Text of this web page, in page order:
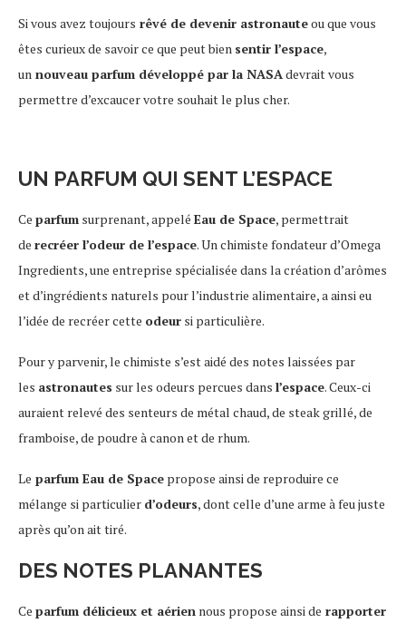
Si vous avez toujours rêvé de devenir astronauteou que vous
êtes curieux de savoir ce que peut bien sentir l’espace,
un nouveau parfum développé par la NASAdevrait vous
permettre d’excaucer votre souhait le plus cher.
UN PARFUM QUI SENT L’ESPACE
Ce parfum surprenant, appelé Eau de Space, permettrait
de recréer l’odeur de l’espace. Un chimiste fondateur d’Omega
Ingredients, une entreprise spécialisée dans la création d’arômes
et d’ingrédients naturels pour l’industrie alimentaire, a ainsi eu
l’idée de recréer cette odeur si particulière.
Pour y parvenir, le chimiste s’est aidé des notes laissées par
les astronautes sur les odeurs percues dans l’espace. Ceux-ci
auraient relevé des senteurs de métal chaud, de steak grillé, de
framboise, de poudre à canon et de rhum.
Le parfum Eau de Space propose ainsi de reproduire ce
mélange si particulier d’odeurs, dont celle d’une arme à feu juste
après qu’on ait tiré.
DES NOTES PLANANTES
Ce parfum délicieux et aérien nous propose ainsi de rapporter